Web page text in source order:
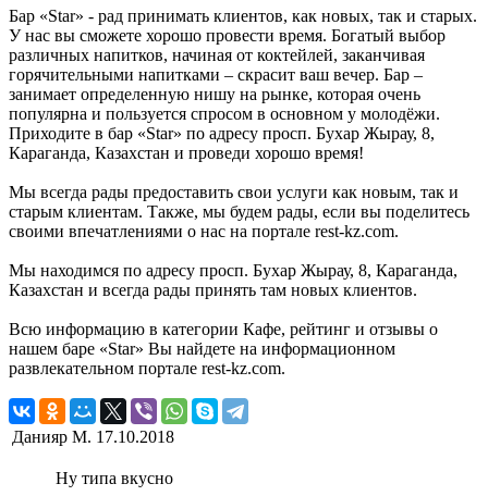
Бар «Star» - рад принимать клиентов, как новых, так и старых.
У нас вы сможете хорошо провести время. Богатый выбор
различных напитков, начиная от коктейлей, заканчивая
горячительными напитками – скрасит ваш вечер. Бар –
занимает определенную нишу на рынке, которая очень
популярна и пользуется спросом в основном у молодёжи.
Приходите в бар «Star» по адресу просп. Бухар Жырау, 8,
Караганда, Казахстан и проведи хорошо время!
Мы всегда рады предоставить свои услуги как новым, так и
старым клиентам. Также, мы будем рады, если вы поделитесь
своими впечатлениями о нас на портале rest-kz.com.
Мы находимся по адресу просп. Бухар Жырау, 8, Караганда,
Казахстан и всегда рады принять там новых клиентов.
Всю информацию в категории Кафе, рейтинг и отзывы о
нашем баре «Star» Вы найдете на информационном
развлекательном портале rest-kz.com.
Данияр М. 17.10.2018
Ну типа вкусно